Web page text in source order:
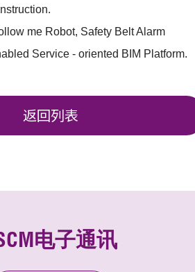
me Robot, Safety Belt Alarm
Service - oriented BIM Platform.
返回列表
电子通讯